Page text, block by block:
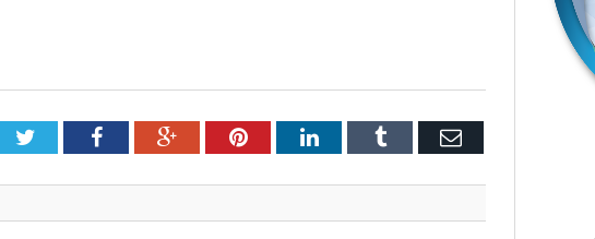
TwitterFacebookGoogle+PinterestLinkedInTumblr Email